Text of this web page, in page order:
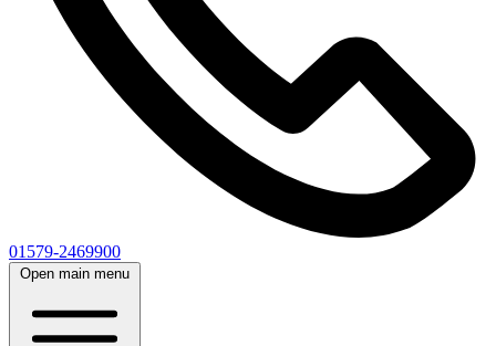
01579-2469900
Open main menu